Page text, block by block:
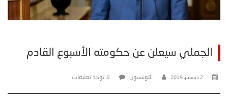
الجملي سيعلن عن حكومته الأسبوع القادم
2 ديسمبر، 2019 التونسيون لا توجد تعليقات